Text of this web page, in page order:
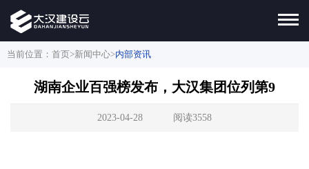
当前位置： 首页>新闻中心>内部资讯
湖南企业百强榜发布，大汉集团位列第9
2023-04-28 阅读3558